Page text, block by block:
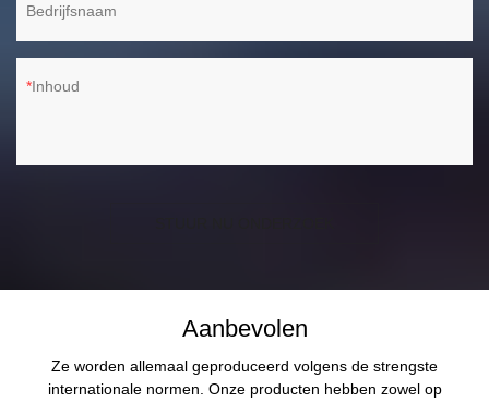
Bedrijfsnaam
Inhoud
Aanbevolen
Ze worden allemaal geproduceerd volgens de strengste
internationale normen. Onze producten hebben zowel op